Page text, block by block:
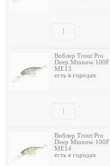
-
+
Воблер Trout Pro
Deep Minnow
ME13
есть в городах
-
+
Воблер Trout Pro
Deep Minnow
ME14
есть в городах